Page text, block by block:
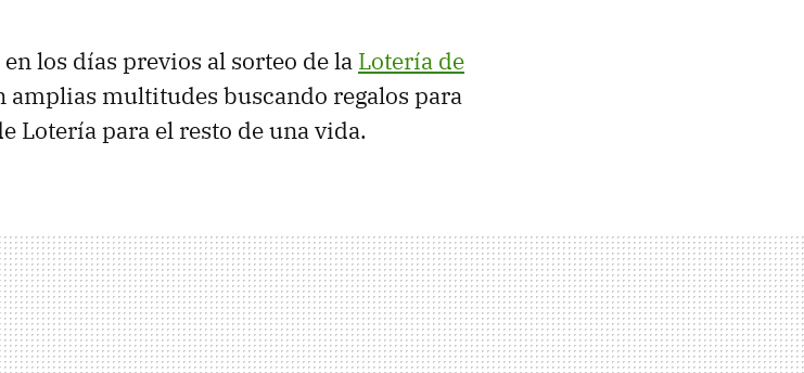
los días previos al sorteo de la Lotería de
amplias multitudes buscando regalos para
Lotería para el resto de una vida.